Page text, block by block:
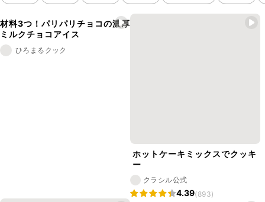
材料3つ！パリパリチョコの濃厚
ミルクチョコアイス
ひろまるクック
ホットケーキミックスでクッキ
ー
クラシル公式
4.39(893)